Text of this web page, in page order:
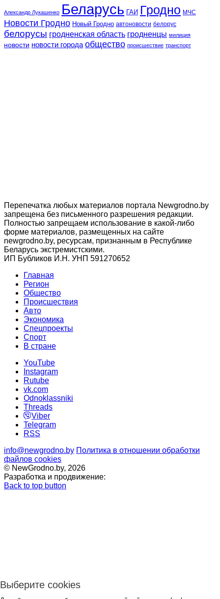
Александр Лукашенко Беларусь ГАИ Гродно МЧС
Новости Гродно Новый Гродно автоновости белорус
белорусы гродненская область гродненцы милиция
новости новости города общество происшествие транспорт
Перепечатка любых материалов портала Newgrodno.by
запрещена без письменного разрешения редакции.
Полностью запрещаем использование в какой-либо
форме материалов, размещенных на сайте
newgrodno.by, ресурсам, признанным в Республике
Беларусь экстремистскими.
ИП Бубликов И.Н. УНП 591270652
Главная
Регион
Общество
Происшествия
Авто
Экономика
Спецпроекты
Cпорт
В стране
YouTube
Instagram
Rutube
vk.com
Odnoklassniki
Threads
Viber
Telegram
RSS
info@newgrodno.by Политика в отношении обработки
файлов cookies
© NewGrodno.by, 2026
Разработка и продвижение:
Back to top button
Выберите cookies